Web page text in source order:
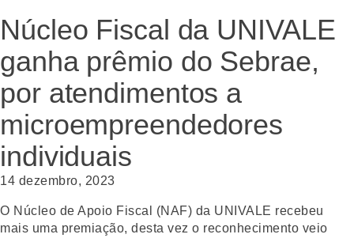
Núcleo Fiscal da UNIVALE
ganha prêmio do Sebrae,
por atendimentos a
microempreendedores
individuais
14 dezembro, 2023
O Núcleo de Apoio Fiscal (NAF) da UNIVALE recebeu
mais uma premiação, desta vez o reconhecimento veio